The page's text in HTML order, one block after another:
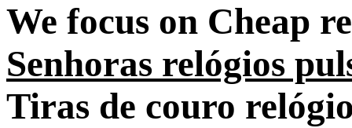
We focus on Cheap
Senhoras relógios
Tiras de couro